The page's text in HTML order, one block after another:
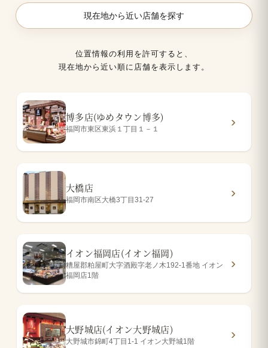
現在地から近い店舗を探す
位置情報の利用を許可すると、
現在地から近い順に店舗を表示します。
博多店(ゆめタウン博多)
福岡市東区東浜１丁目１－１
大橋店
福岡市南区大橋3丁目31-27
イオン福岡店(イオン福岡)
糟屋郡粕屋町大字酒殿字老ノ木192-1番地 イオン
福岡店1階
大野城店(イオン大野城店)
大野城市錦町4丁目1-1 イオン大野城1階